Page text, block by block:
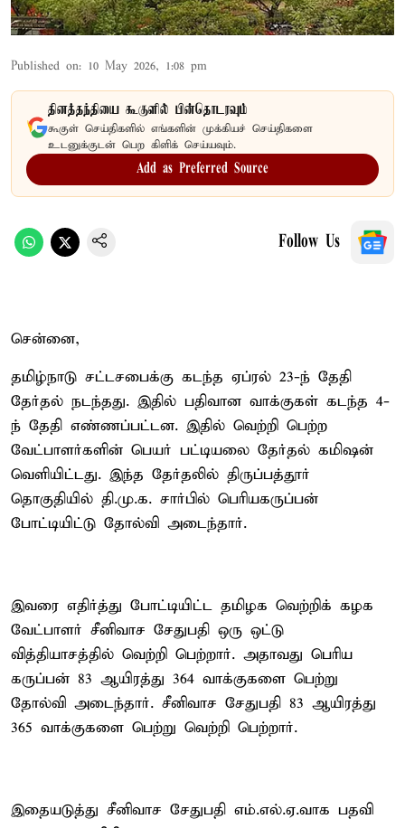
Published on: 10 May 2026, 1:08 pm
தினத்தந்தியை கூகுளில் பின்தொடரவும்
கூகுள் செய்திகளில் எங்களின் முக்கியச் செய்திகளை
உடனுக்குடன் பெற கிளிக் செய்யவும்.
Add as Preferred Source
Follow Us
சென்னை,
தமிழ்நாடு சட்டசபைக்கு கடந்த ஏப்ரல் 23-ந் தேதி
தேர்தல் நடந்தது. இதில் பதிவான வாக்குகள் கடந்த 4-
ந் தேதி எண்ணப்பட்டன. இதில் வெற்றி பெற்ற
வேட்பாளர்களின் பெயர் பட்டியலை தேர்தல் கமிஷன்
வெளியிட்டது. இந்த தேர்தலில் திருப்பத்தூர்
தொகுதியில் தி.மு.க. சார்பில் பெரியகருப்பன்
போட்டியிட்டு தோல்வி அடைந்தார்.
இவரை எதிர்த்து போட்டியிட்ட தமிழக வெற்றிக் கழக
வேட்பாளர் சீனிவாச சேதுபதி ஒரு ஒட்டு
வித்தியாசத்தில் வெற்றி பெற்றார். அதாவது பெரிய
கருப்பன் 83 ஆயிரத்து 364 வாக்குகளை பெற்று
தோல்வி அடைந்தார். சீனிவாச சேதுபதி 83 ஆயிரத்து
365 வாக்குகளை பெற்று வெற்றி பெற்றார்.
இதையடுத்து சீனிவாச சேதுபதி எம்.எல்.ஏ.வாக பதவி